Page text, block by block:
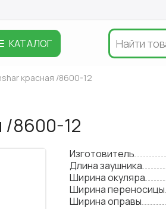
КАТАЛОГ
красная /8600-12
/8600-12
Изготовитель
Длина заушника
Ширина окуляра
Ширина переносицы
Ширина оправы